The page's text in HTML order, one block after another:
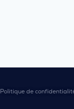
Politique de